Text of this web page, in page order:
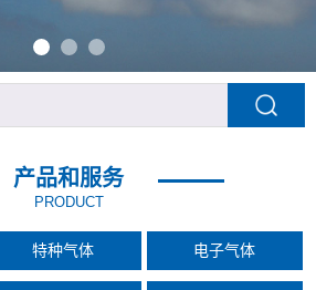
产品和服务
PRODUCT
特种气体 电子气体